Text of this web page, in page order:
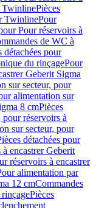
TwinlinePièces
TwinlinePour
Pour réservoirs à
de WC à
détachées pour
du rinçagePour
Geberit Sigma
sur secteur, pour
alimentation sur
8 cmPièces
pour réservoirs à
sur secteur, pour
détachées pour
encastrer Geberit
réservoirs à encastrer
alimentation par
12 cmCommandes
Pièces